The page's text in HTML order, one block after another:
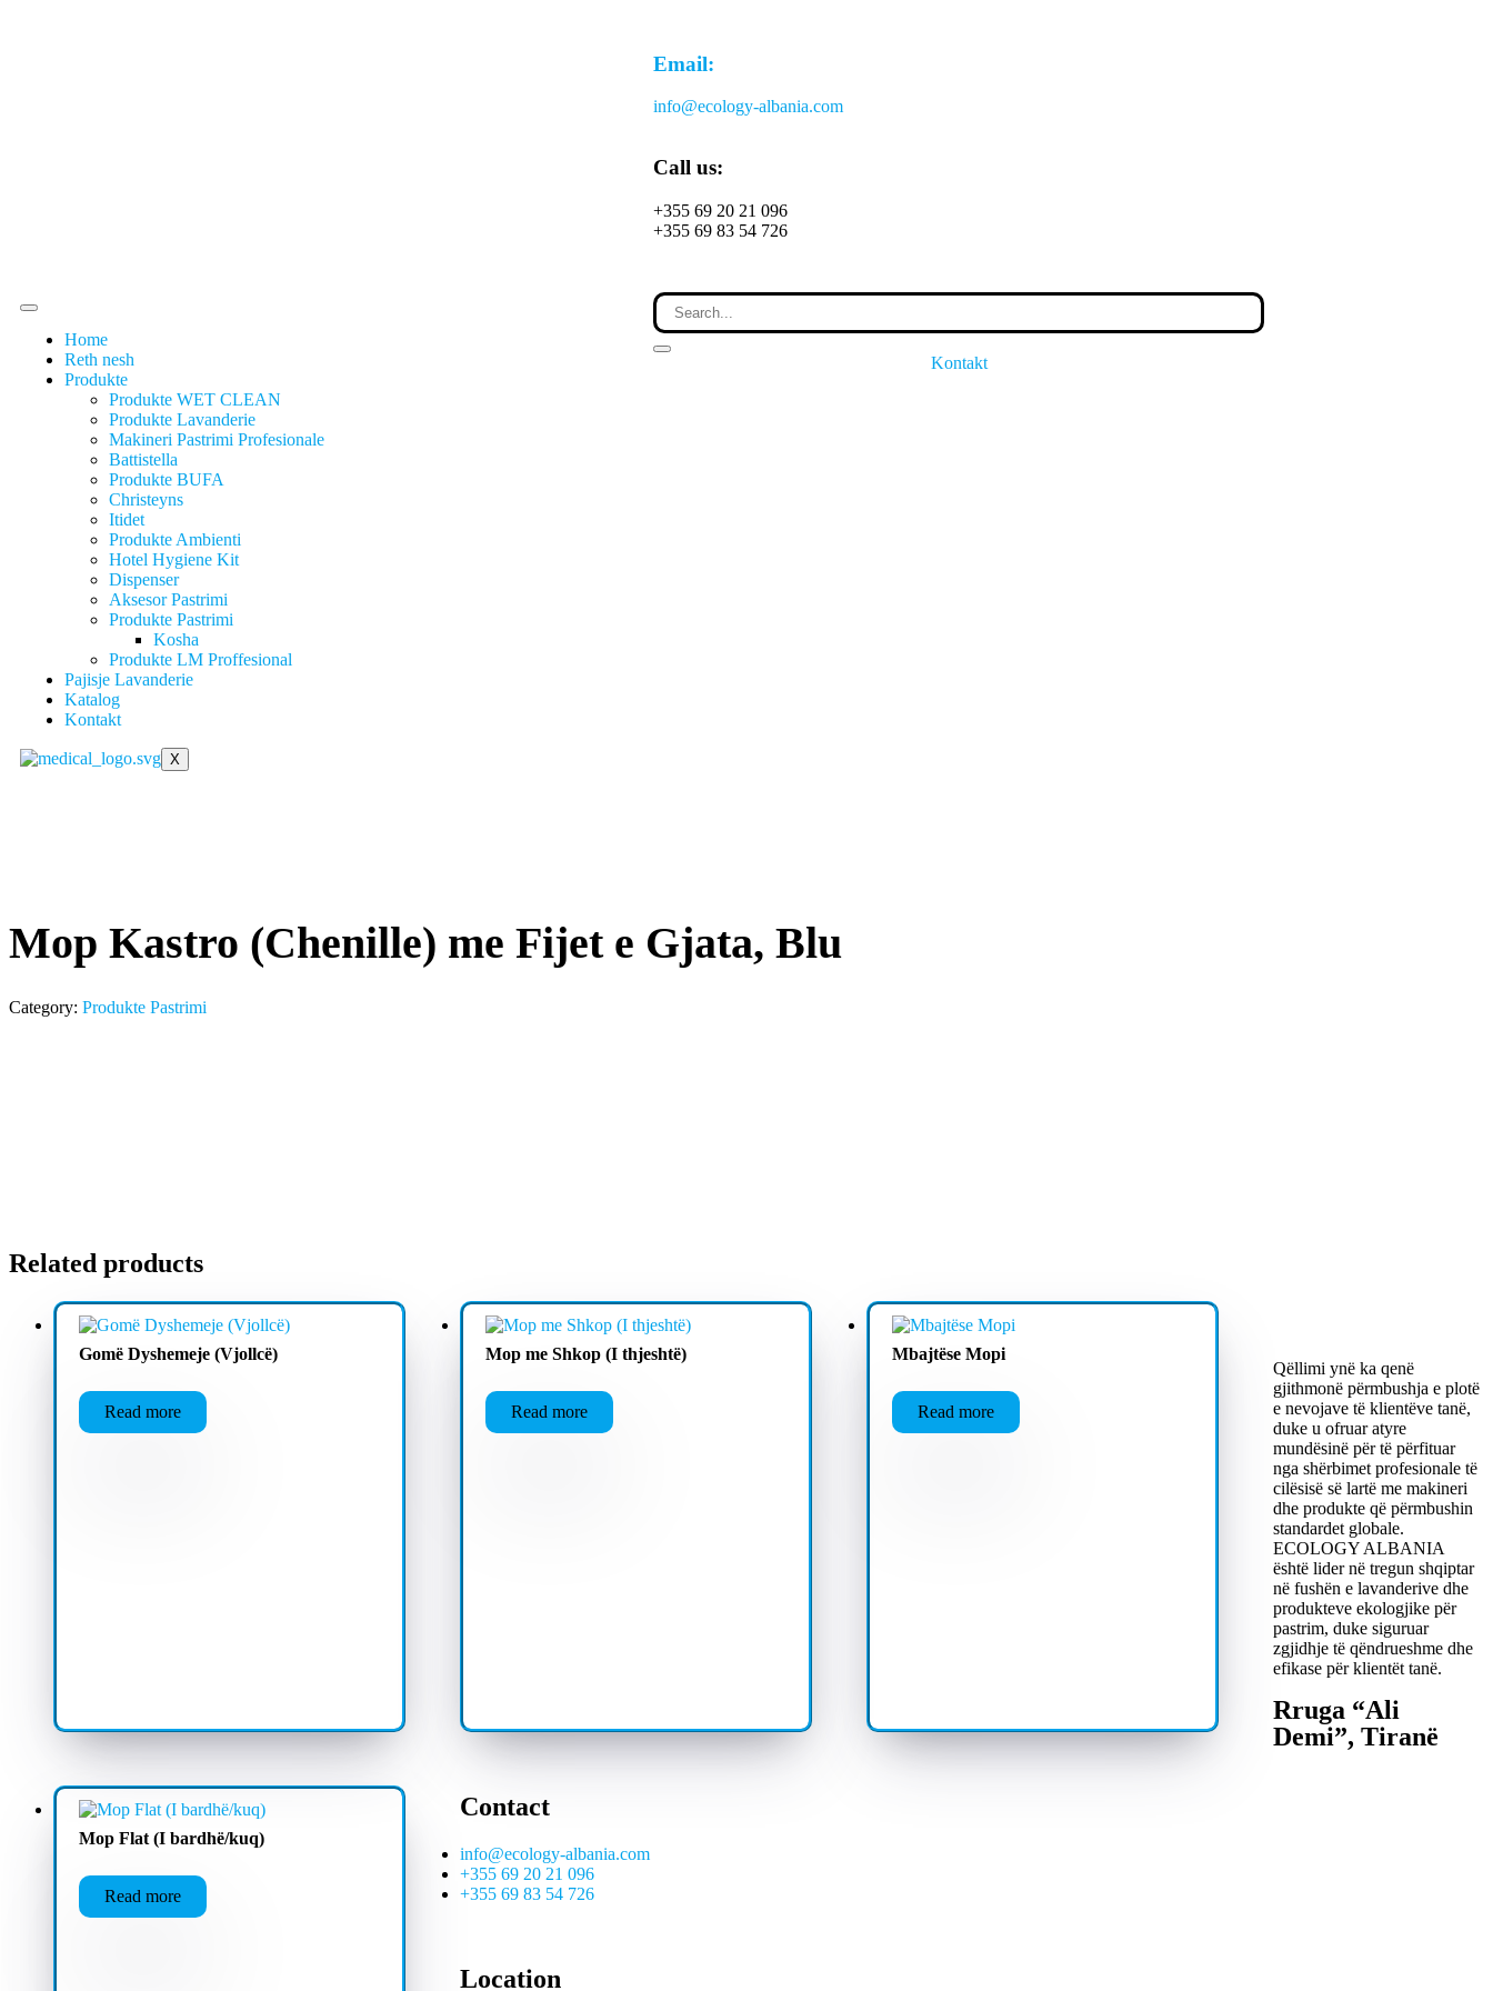
Email:
info@ecology-albania.com
Call us:
+355 69 20 21 096
+355 69 83 54 726
Home
Reth nesh
Produkte
Produkte WET CLEAN
Produkte Lavanderie
Makineri Pastrimi Profesionale
Battistella
Produkte BUFA
Christeyns
Itidet
Produkte Ambienti
Hotel Hygiene Kit
Dispenser
Aksesor Pastrimi
Produkte Pastrimi
Kosha
Produkte LM Proffesional
Pajisje Lavanderie
Katalog
Kontakt
X
Kontakt
Mop Kastro (Chenille) me Fijet e Gjata, Blu
Category: Produkte Pastrimi
Related products
Gomë Dyshemeje (Vjollcë)
Read more
Mop me Shkop (I thjeshtë)
Read more
Mbajtëse Mopi
Read more
Mop Flat (I bardhë/kuq)
Read more
Qëllimi ynë ka qenë
gjithmonë përmbushja e plotë
e nevojave të klientëve tanë,
duke u ofruar atyre
mundësinë për të përfituar
nga shërbimet profesionale të
cilësisë së lartë me makineri
dhe produkte që përmbushin
standardet globale.
ECOLOGY ALBANIA
është lider në tregun shqiptar
në fushën e lavanderive dhe
produkteve ekologjike për
pastrim, duke siguruar
zgjidhje të qëndrueshme dhe
efikase për klientët tanë.
Rruga “Ali
Demi”, Tiranë
Contact
info@ecology-albania.com
+355 69 20 21 096
+355 69 83 54 726
Location